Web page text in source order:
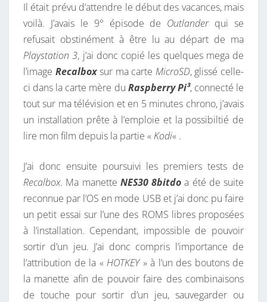
R
R
Y
,
5
M
I
N
U
E
S
C
H
R
O
N
O
A
I
Il était prévu d’attendre le début des vacances, mais
voilà. J’avais le 9° épisode de Outlanderqui se
refusait obstinément à être lu au départ de ma
Playstation 3, j’ai donc copié les quelques mega de
l’image Recalboxsur ma carte MicroSD, glissé celle-
ci dans la carte mère du Raspberry Pi³, connecté le
tout sur ma télévision et en 5 minutes chrono, j’avais
un installation prête à l’emploie et la possibiltié de
lire mon film depuis la partie «Kodi« .
J’ai donc ensuite poursuivi les premiers tests de
Recalbox. Ma manette NES30 8bitdo a été de suite
reconnue par l’OS en mode USB et j’ai donc pu faire
un petit essai sur l’une des ROMS libres proposées
à l’installation. Cependant, impossible de pouvoir
sortir d’un jeu. J’ai donc compris l’importance de
l’attribution de la « HOTKEY» à l’un des boutons de
la manette afin de pouvoir faire des combinaisons
de touche pour sortir d’un jeu, sauvegarder ou